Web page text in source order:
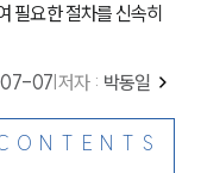
필요한 절차를 신속히
07 저자 : 박동일